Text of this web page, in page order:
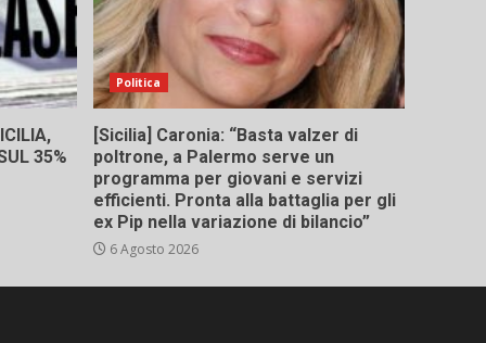
35%
Politica
[Sicilia] Caronia: “Basta valzer di
poltrone, a Palermo serve un
programma per giovani e servizi
efficienti. Pronta alla battaglia per gli
ex Pip nella variazione di bilancio”
6 Agosto 2026